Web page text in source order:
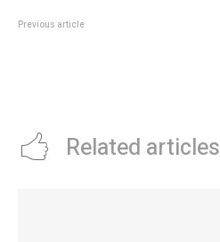
Previous article
Related articles